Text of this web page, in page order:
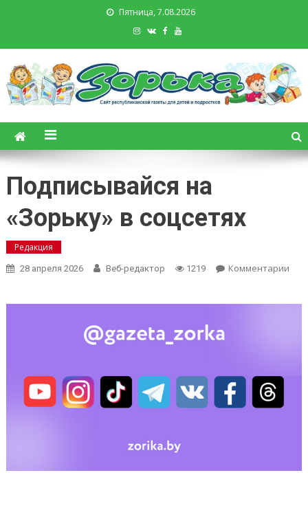
Пятница, 7.08.2026
Зорька. Газета для детей и
подростков
Подписывайся на
«Зорьку» в соцсетях
Редакция
28 апреля 2026 Веб-редактор 1219 Комментарииon